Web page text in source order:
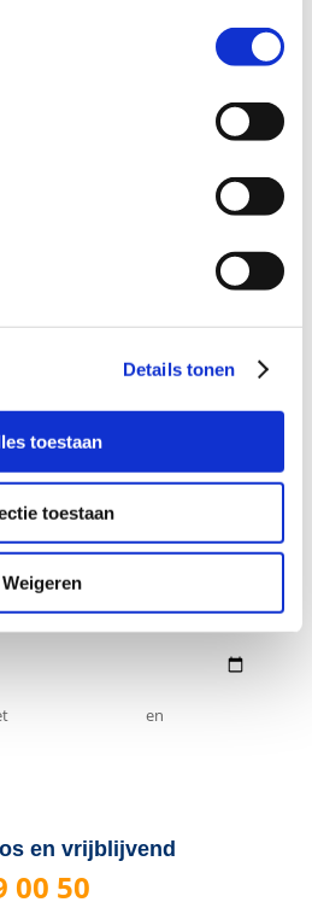
Details tonen
toestaan
toestaan
Weigeren
en
en vrijblijvend
00 50